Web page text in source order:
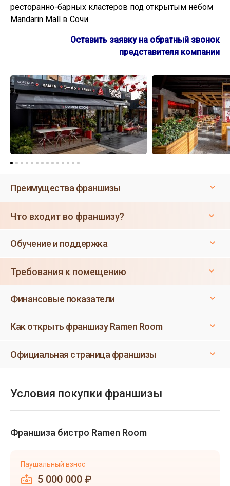
ресторанно-барных кластеров под открытым небом
Mandarin Mall в Сочи.
Оставить заявку на обратный звонок
представителя компании
Преимущества франшизы
Что входит во франшизу?
Обучение и поддержка
Требования к помещению
Финансовые показатели
Как открыть франшизу Ramen Room
Официальная страница франшизы
Условия покупки франшизы
Франшиза бистро Ramen Room
Паушальный взнос
5 000 000 ₽